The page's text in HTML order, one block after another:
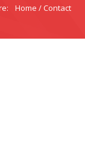
Home / Contact